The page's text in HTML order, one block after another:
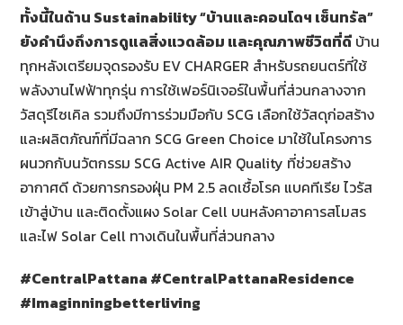
ทั้งนี้ในด้าน Sustainability “บ้านและคอนโดฯ เซ็นทรัล”
ยังคำนึงถึงการดูแลสิ่งแวดล้อม และคุณภาพชีวิตที่ดี บ้าน
ทุกหลังเตรียมจุดรองรับ EV CHARGER สำหรับรถยนตร์ที่ใช้
พลังงานไฟฟ้าทุกรุ่น การใช้เฟอร์นิเจอร์ในพื้นที่ส่วนกลางจาก
วัสดุรีไซเคิล รวมถึงมีการร่วมมือกับ SCG เลือกใช้วัสดุก่อสร้าง
และผลิตภัณฑ์ที่มีฉลาก SCG Green Choice มาใช้ในโครงการ
ผนวกกับนวัตกรรม SCG Active AIR Quality ที่ช่วยสร้าง
อากาศดี ด้วยการกรองฝุ่น PM 2.5 ลดเชื้อโรค แบคทีเรีย ไวรัส
เข้าสู่บ้าน และติดตั้งแผง Solar Cell บนหลังคาอาคารสโมสร
และไฟ Solar Cell ทางเดินในพื้นที่ส่วนกลาง
#CentralPattana #CentralPattanaResidence
#Imaginningbetterliving